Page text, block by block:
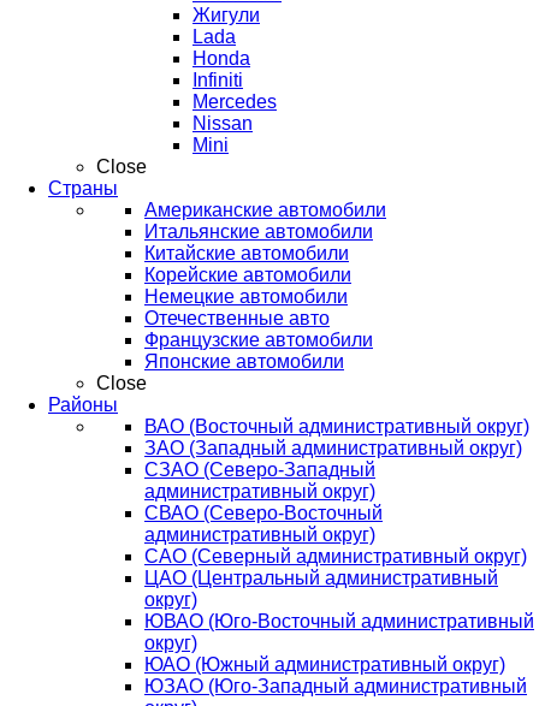
Жигули
Lada
Honda
Infiniti
Mercedes
Nissan
Mini
Close
Страны
Американские автомобили
Итальянские автомобили
Китайские автомобили
Корейские автомобили
Немецкие автомобили
Отечественные авто
Французские автомобили
Японские автомобили
Close
Районы
ВАО (Восточный административный округ)
ЗАО (Западный административный округ)
СЗАО (Северо-Западный
административный округ)
СВАО (Северо-Восточный
административный округ)
САО (Северный административный округ)
ЦАО (Центральный административный
округ)
ЮВАО (Юго-Восточный административный
округ)
ЮАО (Южный административный округ)
ЮЗАО (Юго-Западный административный